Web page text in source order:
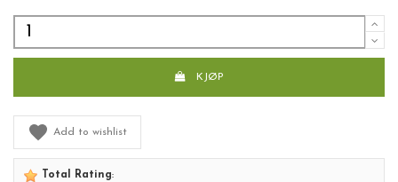
KJØP
Add to wishlist
Total Rating: